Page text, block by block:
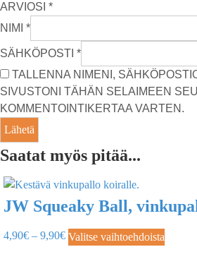
ARVIOSI *
NIMI *
SÄHKÖPOSTI *
TALLENNA NIMENI,
SIVUSTONI TÄHÄN SELAIMEEN
KOMMENTOINTIKERTAA VARTEN.
Saatat myös pitää...
JW Squeaky Ball,
4,90€ – 9,90€ Valitse vaihtoehdoista